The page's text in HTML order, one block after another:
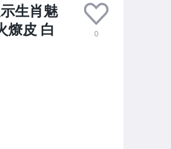
生肖魅
燎皮 白
0